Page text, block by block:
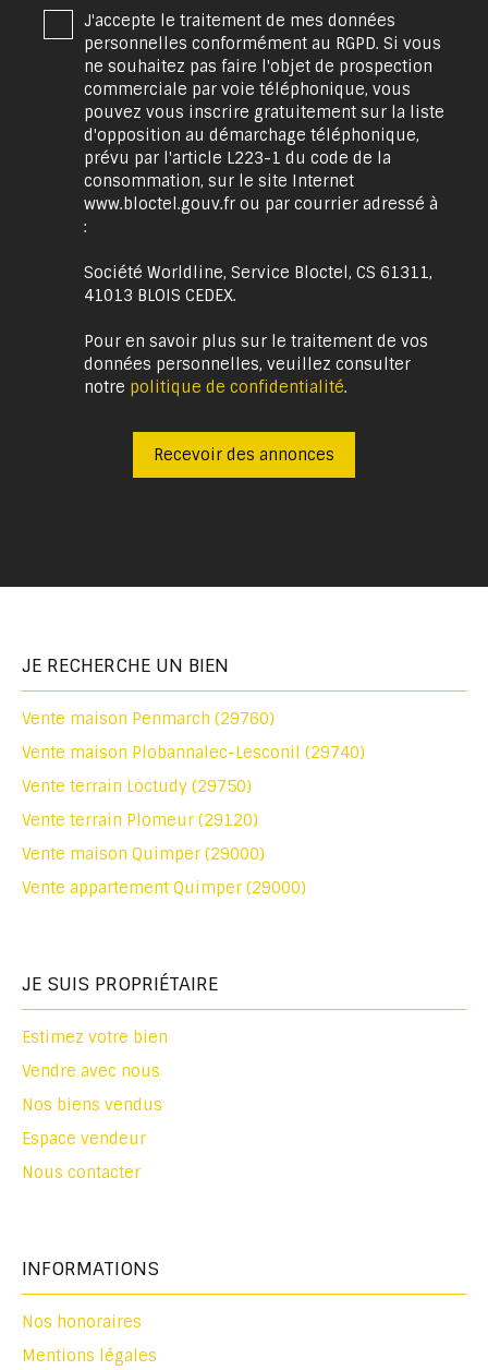
J'accepte le traitement de mes données
personnelles conformément au RGPD. Si vous
ne souhaitez pas faire l'objet de prospection
commerciale par voie téléphonique, vous
pouvez vous inscrire gratuitement sur la liste
d'opposition au démarchage téléphonique,
prévu par l'article L223-1 du code de la
consommation, sur le site Internet
www.bloctel.gouv.fr ou par courrier adressé à
:
Société Worldline, Service Bloctel, CS 61311,
41013 BLOIS CEDEX.
Pour en savoir plus sur le traitement de vos
données personnelles, veuillez consulter
notre politique de confidentialité.
Recevoir des annonces
JE RECHERCHE UN BIEN
Vente maison Penmarch (29760)
Vente maison Plobannalec-Lesconil (29740)
Vente terrain Loctudy (29750)
Vente terrain Plomeur (29120)
Vente maison Quimper (29000)
Vente appartement Quimper (29000)
JE SUIS PROPRIÉTAIRE
Estimez votre bien
Vendre avec nous
Nos biens vendus
Espace vendeur
Nous contacter
INFORMATIONS
Nos honoraires
Mentions légales